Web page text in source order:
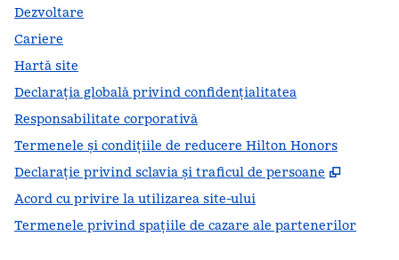
Dezvoltare
Cariere
Hartă site
Declarația globală privind confidenţialitatea
Responsabilitate corporativă
Termenele și condițiile de reducere Hilton Honors
Declarație privind sclavia și traficul de persoane
,
Acord cu privire la utilizarea site-ului
Termenele privind spațiile de cazare ale partenerilor